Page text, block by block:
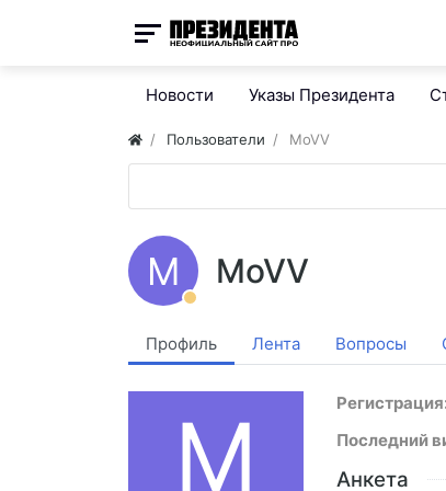
Новости Указы Президента
Пользователи MoVV
M MoVV
Профиль Лента Вопросы
M
Последний
Анкета